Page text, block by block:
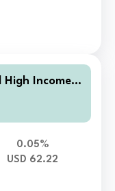
Income
0.05%
USD 62.22